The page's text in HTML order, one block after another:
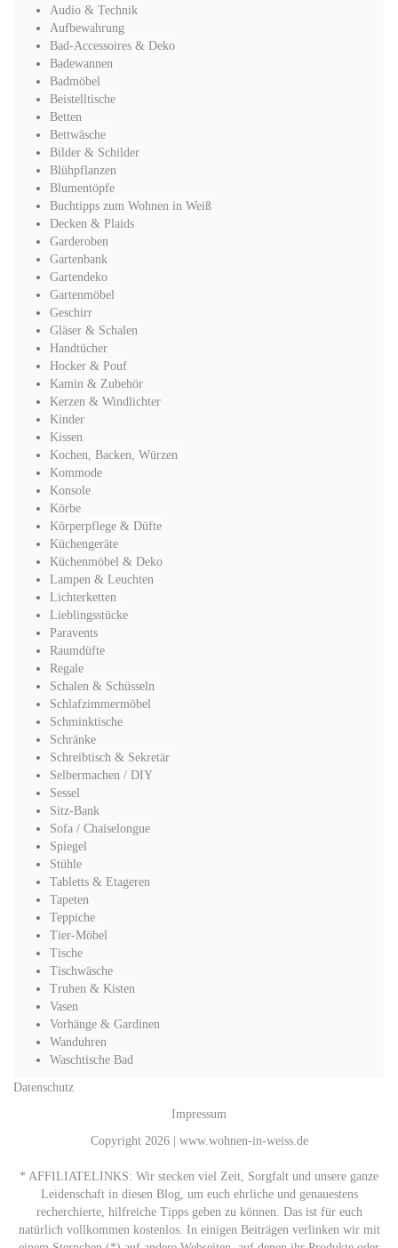
Audio & Technik
Aufbewahrung
Bad-Accessoires & Deko
Badewannen
Badmöbel
Beistelltische
Betten
Bettwäsche
Bilder & Schilder
Blühpflanzen
Blumentöpfe
Buchtipps zum Wohnen in Weiß
Decken & Plaids
Garderoben
Gartenbank
Gartendeko
Gartenmöbel
Geschirr
Gläser & Schalen
Handtücher
Hocker & Pouf
Kamin & Zubehör
Kerzen & Windlichter
Kinder
Kissen
Kochen, Backen, Würzen
Kommode
Konsole
Körbe
Körperpflege & Düfte
Küchengeräte
Küchenmöbel & Deko
Lampen & Leuchten
Lichterketten
Lieblingsstücke
Paravents
Raumdüfte
Regale
Schalen & Schüsseln
Schlafzimmermöbel
Schminktische
Schränke
Schreibtisch & Sekretär
Selbermachen / DIY
Sessel
Sitz-Bank
Sofa / Chaiselongue
Spiegel
Stühle
Tabletts & Etageren
Tapeten
Teppiche
Tier-Möbel
Tische
Tischwäsche
Truhen & Kisten
Vasen
Vorhänge & Gardinen
Wanduhren
Waschtische Bad
Datenschutz
Impressum
Copyright 2026 | www.wohnen-in-weiss.de
* AFFILIATELINKS: Wir stecken viel Zeit, Sorgfalt und unsere ganze
Leidenschaft in diesen Blog, um euch ehrliche und genauestens
recherchierte, hilfreiche Tipps geben zu können. Das ist für euch
natürlich vollkommen kostenlos. In einigen Beiträgen verlinken wir mit